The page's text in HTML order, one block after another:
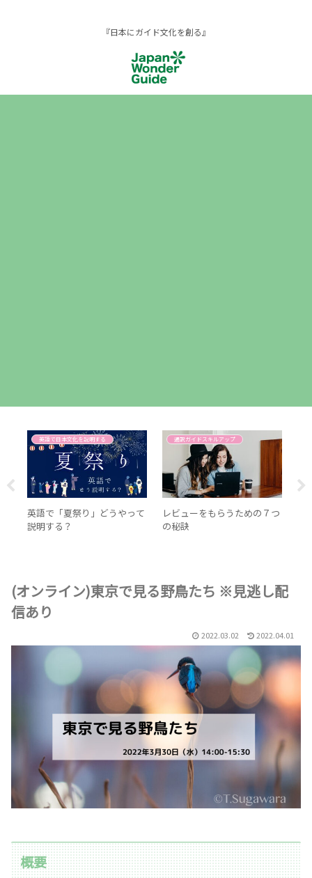
『日本にガイド文化を創る』
英語で日本文化を説明する
英語で「夏祭り」どうやって
説明する？
通訳ガイドスキルアップ
レビューをもらうための７つ
の秘訣
(オンライン)東京で見る野鳥たち ※見逃し配
信あり
2022.03.02 2022.04.01
概要